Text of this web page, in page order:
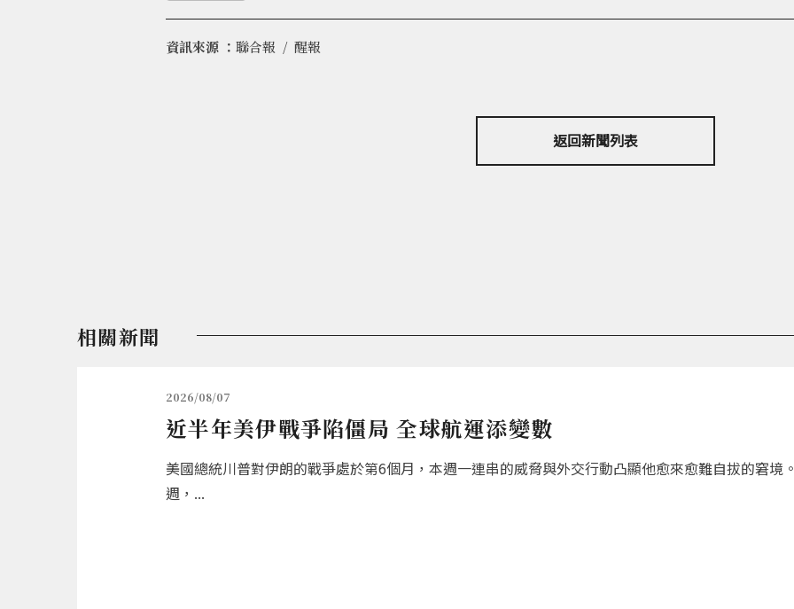
資訊來源 ： 聯合報 醒報
返回新聞列表
相關新聞
2026/08/07
近半年美伊戰爭陷僵局 全球航運添變數
美國總統川普對伊朗的戰爭處於第6個月，本週一連串的威脅與外交行動凸顯他愈來愈難自拔的窘境
週，...